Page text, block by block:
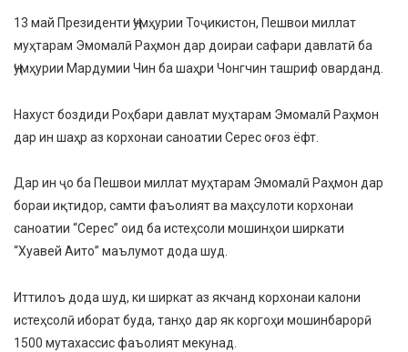
13 май Президенти Ҷумҳурии Тоҷикистон, Пешвои миллат
муҳтарам Эмомалӣ Раҳмон дар доираи сафари давлатӣ ба
Ҷумҳурии Мардумии Чин ба шаҳри Чонгчин ташриф оварданд.
Нахуст боздиди Роҳбари давлат муҳтарам Эмомалӣ Раҳмон
дар ин шаҳр аз корхонаи саноатии Серес оғоз ёфт.
Дар ин ҷо ба Пешвои миллат муҳтарам Эмомалӣ Раҳмон дар
бораи иқтидор, самти фаъолият ва маҳсулоти корхонаи
саноатии “Серес” оид ба истеҳсоли мошинҳои ширкати
“Хуавей Аито” маълумот дода шуд.
Иттилоъ дода шуд, ки ширкат аз якчанд корхонаи калони
истеҳсолӣ иборат буда, танҳо дар як коргоҳи мошинбарорӣ
1500 мутахассис фаъолият мекунад.